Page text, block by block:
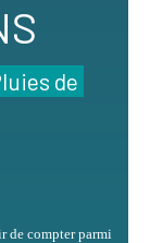
de
de compter parmi